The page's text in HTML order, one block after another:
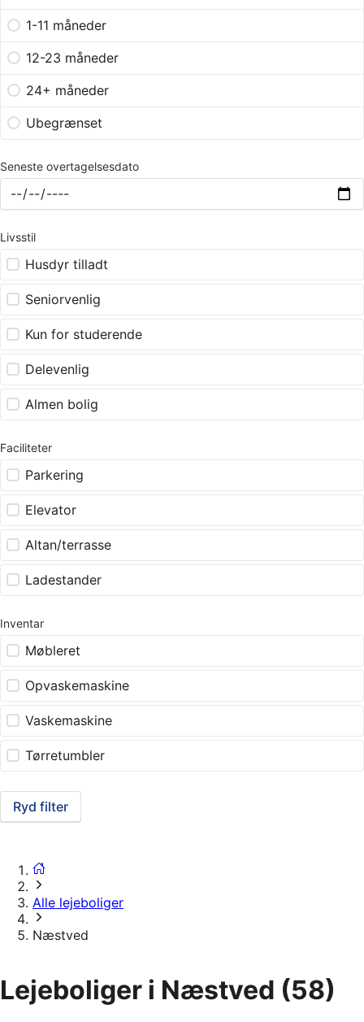
1-11 måneder
12-23 måneder
24+ måneder
Ubegrænset
Seneste overtagelsesdato
Livsstil
Husdyr tilladt
Seniorvenlig
Kun for studerende
Delevenlig
Almen bolig
Faciliteter
Parkering
Elevator
Altan/terrasse
Ladestander
Inventar
Møbleret
Opvaskemaskine
Vaskemaskine
Tørretumbler
Ryd filter
Alle lejeboliger
Næstved
Lejeboliger i Næstved (58)